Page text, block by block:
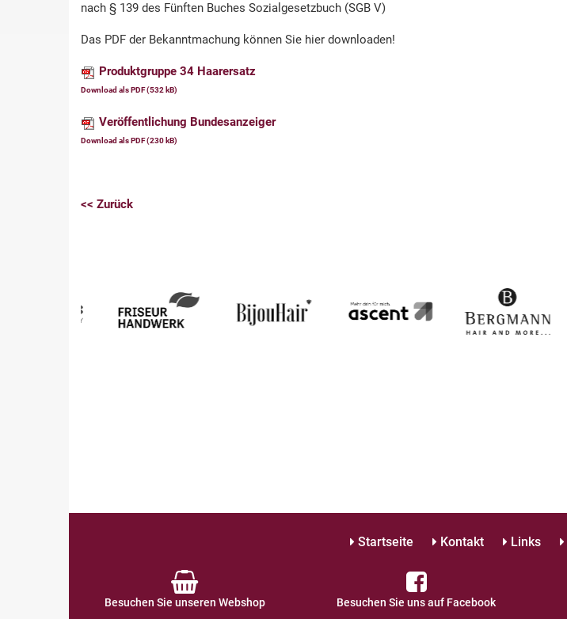
nach § 139 des Fünften Buches Sozialgesetzbuch (SGB V)
Das PDF der Bekanntmachung können Sie hier downloaden!
Produktgruppe 34 Haarersatz
Download als PDF (532 kB)
Veröffentlichung Bundesanzeiger
Download als PDF (230 kB)
<< Zurück
Startseite Kontakt Links
Besuchen Sie unseren Webshop Besuchen Sie uns auf Facebook